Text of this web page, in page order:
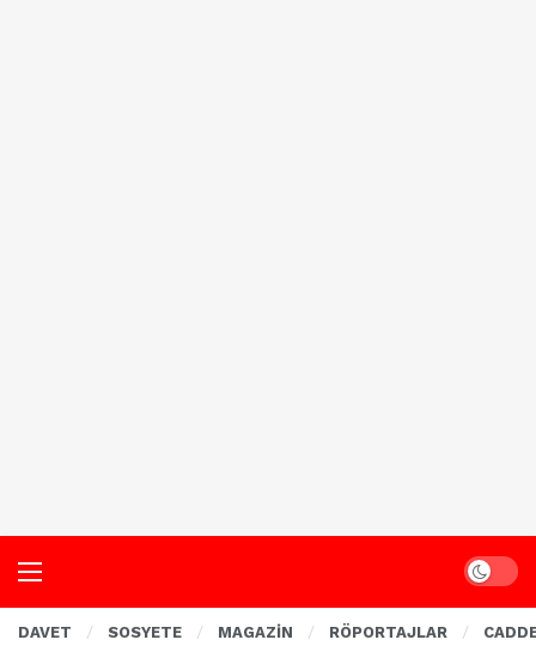
Dark
DAVET SOSYETE MAGAZİN RÖPORTAJLAR